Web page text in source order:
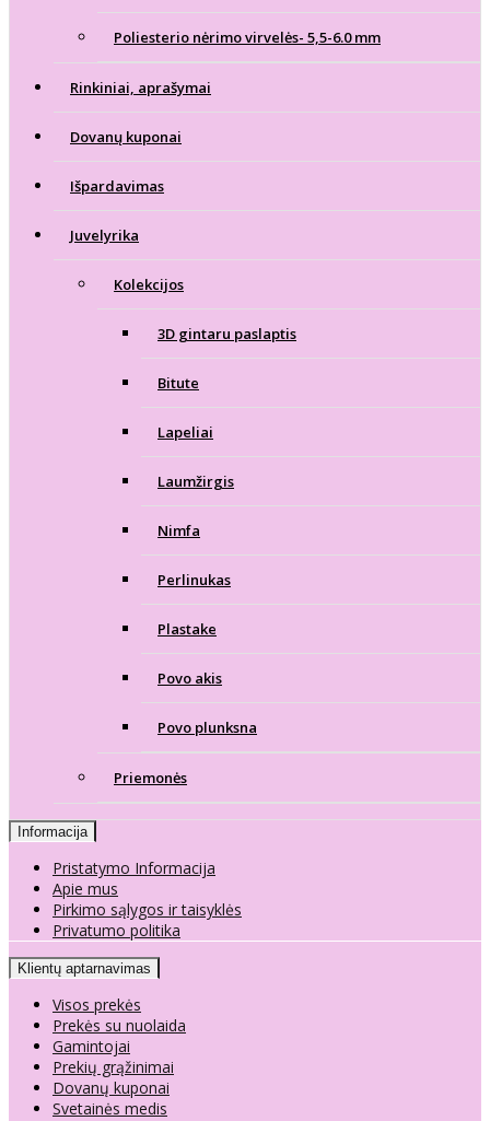
Poliesterio nėrimo virvelės- 5,5-6.0 mm
Rinkiniai, aprašymai
Dovanų kuponai
Išpardavimas
Juvelyrika
Kolekcijos
3D gintaru paslaptis
Bitute
Lapeliai
Laumžirgis
Nimfa
Perlinukas
Plastake
Povo akis
Povo plunksna
Priemonės
Informacija
Pristatymo Informacija
Apie mus
Pirkimo sąlygos ir taisyklės
Privatumo politika
Klientų aptarnavimas
Visos prekės
Prekės su nuolaida
Gamintojai
Prekių grąžinimai
Dovanų kuponai
Svetainės medis